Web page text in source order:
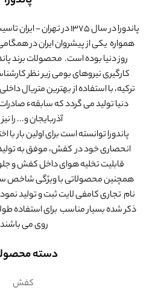
پاندورا در سال 1375 در تهران -
همواره یکی از پیشروان ایران در
روز دنیا بوده است. محصولات برند
کارگیری نیروهای بومی زیر نظر
ترکیه، با استفاده از بهترین متریال
دنیا تولید می گردد که سابقهء صادرات
آذربایجان و... را نیز
پاندورا توانسته است برای اولین بار
انحصاری خود در کفش، موفق به تولید
قابلیت تخلیه هوای داخل کفش و
همچنین محصولاتی با ویژگی شاخص
نام تجاری کامفی لایت ثبت و تولید
ذکر شده بسیار مناسب برای استفاده
روی می باشند.
دسته
کفش